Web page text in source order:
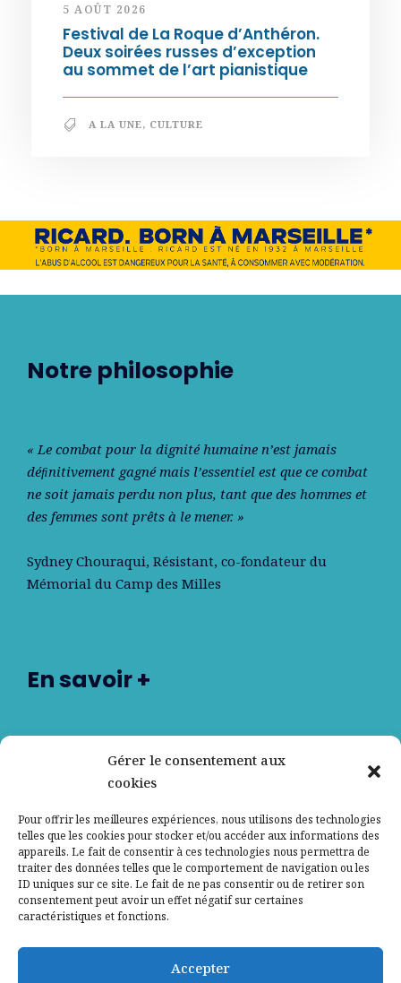
Gérer le consentement aux
cookies
Pour offrir les meilleures expériences, nous utilisons des technologies
telles que les cookies pour stocker et/ou accéder aux informations des
appareils. Le fait de consentir à ces technologies nous permettra de
traiter des données telles que le comportement de navigation ou les
ID uniques sur ce site. Le fait de ne pas consentir ou de retirer son
consentement peut avoir un effet négatif sur certaines
caractéristiques et fonctions.
Accepter
5 AOÛT 2026
Festival de La Roque d’Anthéron.
Deux soirées russes d’exception
au sommet de l’art pianistique
A LA UNE, CULTURE
Notre philosophie
« Le combat pour la dignité humaine n’est jamais
déﬁnitivement gagné mais l’essentiel est que ce combat
ne soit jamais perdu non plus, tant que des hommes et
des femmes sont prêts à le mener. »
Sydney Chouraqui, Résistant, co-fondateur du
Mémorial du Camp des Milles
En savoir +
Nos partenaires
Contactez-nous
Mentions légales